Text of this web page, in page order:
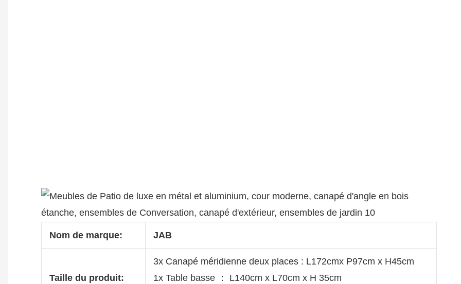
Nom de marque: JAB
Taille du produit:
3x Canapé méridienne deux places : L172cmx P97cm x H45cm
1x Table basse ： L140cm x L70cm x H 35cm